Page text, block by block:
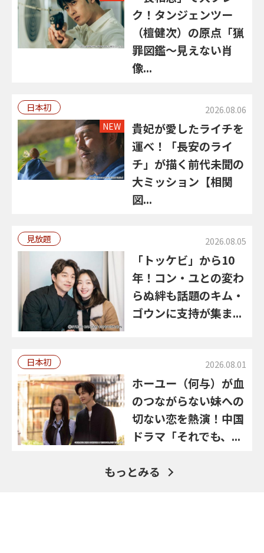
ク！タンジェンツー
（檀健次）の原点「猟
罪図鑑～見えない肖
像...
日本初 2026.08.06
NEW
貴妃が愛したライチを
運べ！「長安のライ
チ」が描く前代未聞の
大ミッション【相関
図...
見放題 2026.08.05
「トッケビ」から10
年！コン・ユとの変わ
らぬ絆も話題のキム・
ゴウンに支持が集ま...
日本初 2026.08.01
ホーユー（何与）が血
のつながらない妹への
切ない恋を熱演！中国
ドラマ「それでも、...
もっとみる